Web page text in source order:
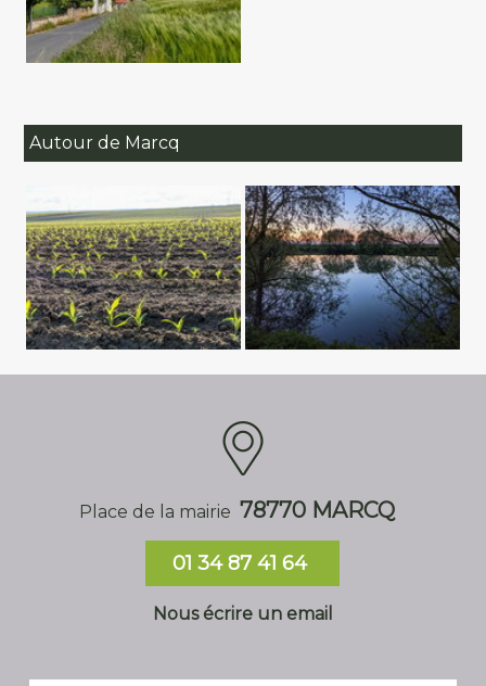
Autour de Marcq
Place de la mairie78770 MARCQ
01 34 87 41 64
Nous écrire un email